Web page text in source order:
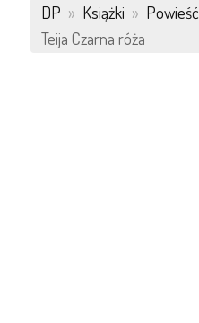
DP » Książki » Powieść
Teija Czarna róża